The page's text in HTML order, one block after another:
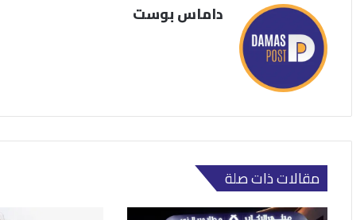
داماس بوست
مقالات ذات صلة